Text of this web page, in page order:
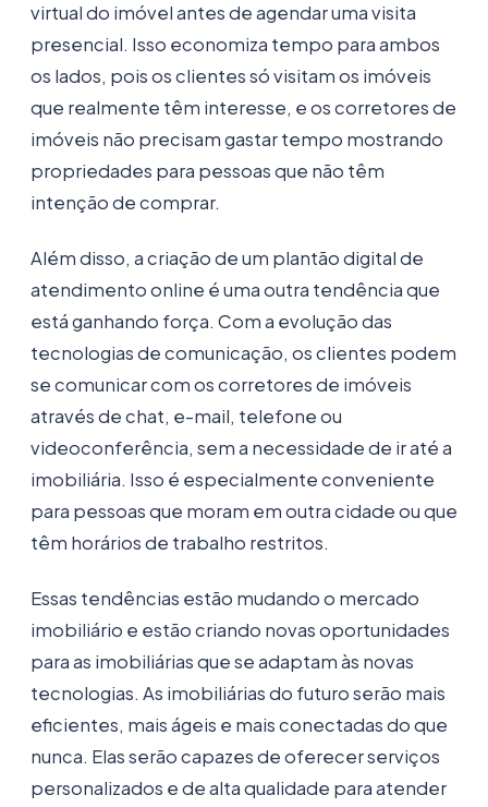
virtual do imóvel antes de agendar uma visita
presencial. Isso economiza tempo para ambos
os lados, pois os clientes só visitam os imóveis
que realmente têm interesse, e os corretores de
imóveis não precisam gastar tempo mostrando
propriedades para pessoas que não têm
intenção de comprar.
Além disso, a criação de um plantão digital de
atendimento online é uma outra tendência que
está ganhando força. Com a evolução das
tecnologias de comunicação, os clientes podem
se comunicar com os corretores de imóveis
através de chat, e-mail, telefone ou
videoconferência, sem a necessidade de ir até a
imobiliária. Isso é especialmente conveniente
para pessoas que moram em outra cidade ou que
têm horários de trabalho restritos.
Essas tendências estão mudando o mercado
imobiliário e estão criando novas oportunidades
para as imobiliárias que se adaptam às novas
tecnologias. As imobiliárias do futuro serão mais
eficientes, mais ágeis e mais conectadas do que
nunca. Elas serão capazes de oferecer serviços
personalizados e de alta qualidade para atender